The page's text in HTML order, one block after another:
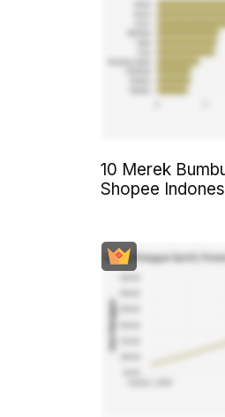
10 Merek
Shopee